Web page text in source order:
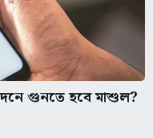
গুনতে হবে মাশুল?